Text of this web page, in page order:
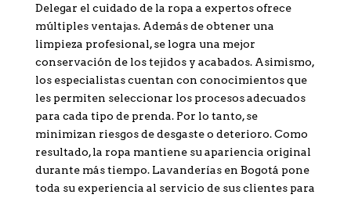
Delegar el cuidado de la ropa a expertos ofrece
múltiples ventajas. Además de obtener una
limpieza profesional, se logra una mejor
conservación de los tejidos y acabados. Asimismo,
los especialistas cuentan con conocimientos que
les permiten seleccionar los procesos adecuados
para cada tipo de prenda. Por lo tanto, se
minimizan riesgos de desgaste o deterioro. Como
resultado, la ropa mantiene su apariencia original
durante más tiempo. Lavanderías en Bogotá pone
toda su experiencia al servicio de sus clientes para